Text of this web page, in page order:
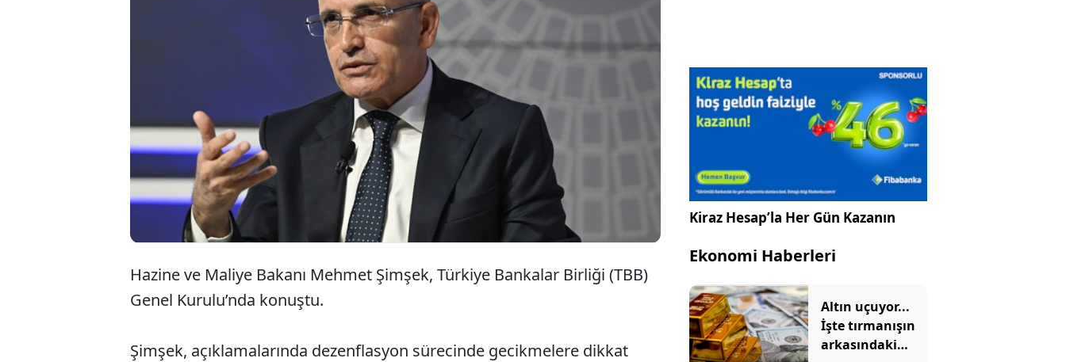
Hazine ve Maliye Bakanı Mehmet Şimşek, küresel şoklar ve savaşın
etkilerine rağmen ekonomi programının sürdüğünü belirterek,
dezenflasyon sürecinin birkaç aylık gecikmeyle devam edeceğini
söyledi. Cari açığın hedefin altında kalacağını vurgulayan Şimşek,
rezervler ve bütçe dengesi konusunda da “endişeye mahal yok” mesajı
verdi.
Hazine ve Maliye Bakanı Mehmet Şimşek, Türkiye Bankalar Birliği (TBB)
Genel Kurulu’nda konuştu.
Şimşek, açıklamalarında dezenflasyon sürecinde gecikmelere dikkat
Kiraz Hesap’la Her Gün Kazanın
Ekonomi Haberleri
Altın uçuyor...
İşte tırmanışın
arkasındaki